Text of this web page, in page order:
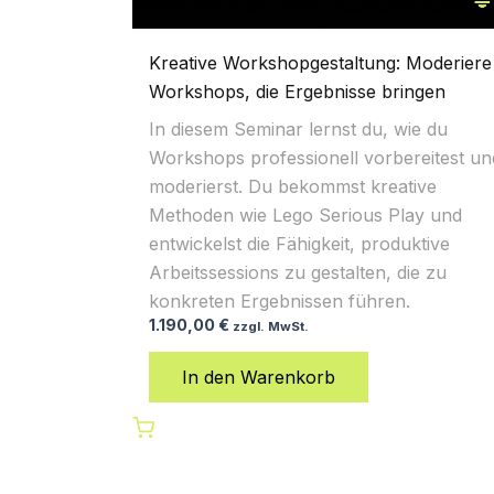
Kreative Workshopgestaltung: Moderiere
Workshops, die Ergebnisse bringen
In diesem Seminar lernst du, wie du
Workshops professionell vorbereitest
moderierst. Du bekommst kreative
Methoden wie Lego Serious Play und
entwickelst die Fähigkeit, produktive
Arbeitssessions zu gestalten, die zu
konkreten Ergebnissen führen.
1.190,00€ zzgl. MwSt.
In den Warenkorb